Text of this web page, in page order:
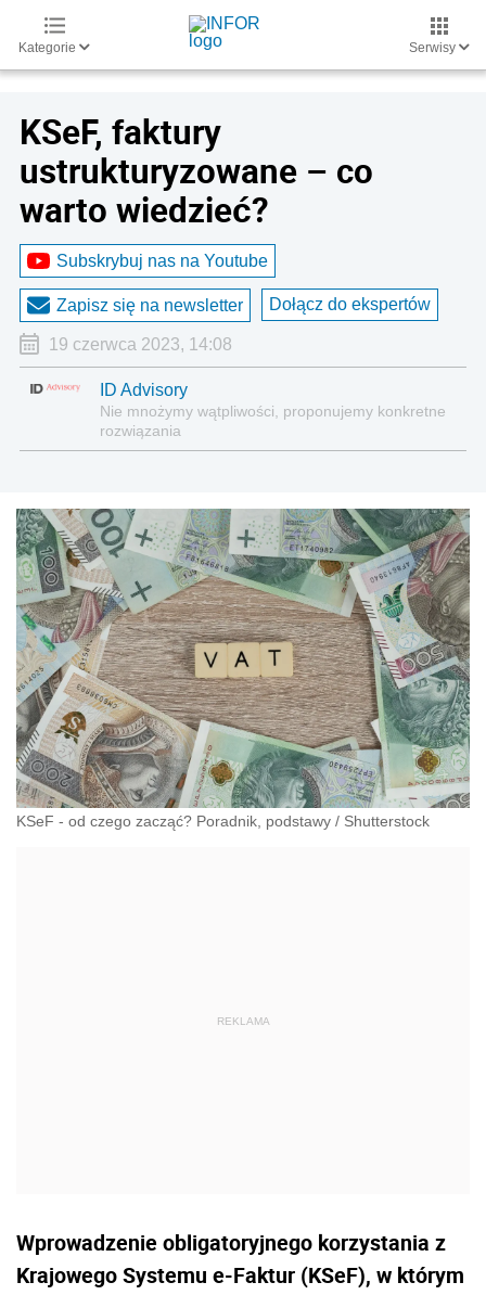
Kategorie Serwisy
KSeF, faktury
ustrukturyzowane – co
warto wiedzieć?
Subskrybuj nas na Youtube
Zapisz się na newsletter Dołącz do ekspertów
19 czerwca 2023, 14:08
ID Advisory
Nie mnożymy wątpliwości, proponujemy konkretne
rozwiązania
KSeF - od czego zacząć? Poradnik, podstawy / Shutterstock
Wprowadzenie obligatoryjnego korzystania z
Krajowego Systemu e-Faktur (KSeF), w którym